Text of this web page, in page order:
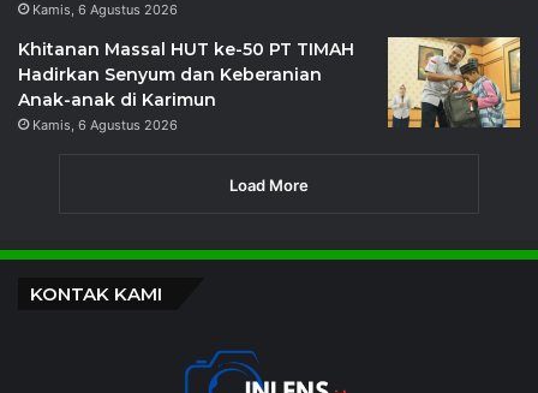
Kamis, 6 Agustus 2026
Khitanan Massal HUT ke-50 PT TIMAH
Hadirkan Senyum dan Keberanian
Anak-anak di Karimun
Kamis, 6 Agustus 2026
Load More
KONTAK KAMI